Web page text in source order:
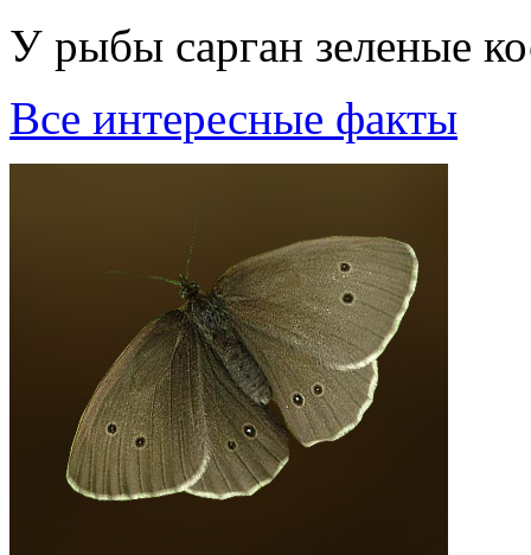
У рыбы сарган зеленые
Все интересные факты